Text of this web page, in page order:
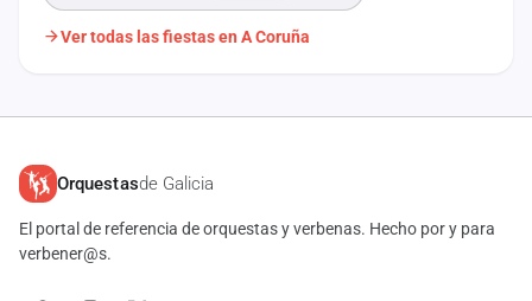
Ver todas las fiestas en A Coruña
Orquestasde Galicia
El portal de referencia de orquestas y verbenas. Hecho por y para
verbener@s.